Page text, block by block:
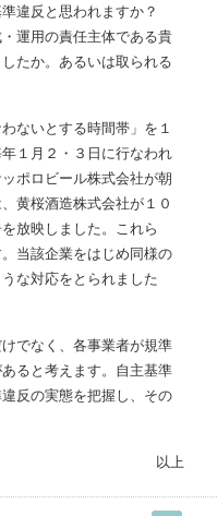
違反と思われますか？
運用の責任主体である貴
たか。あるいは取られる
ないとする時間帯」を１
１月２・３日に行なわれ
ポロビール株式会社が朝
黄桜酒造株式会社が１０
放映しました。これら
当該企業をはじめ同様の
な対応をとられました
でなく、各事業者が規準
ると考えます。自主基準
反の実態を把握し、その
以上